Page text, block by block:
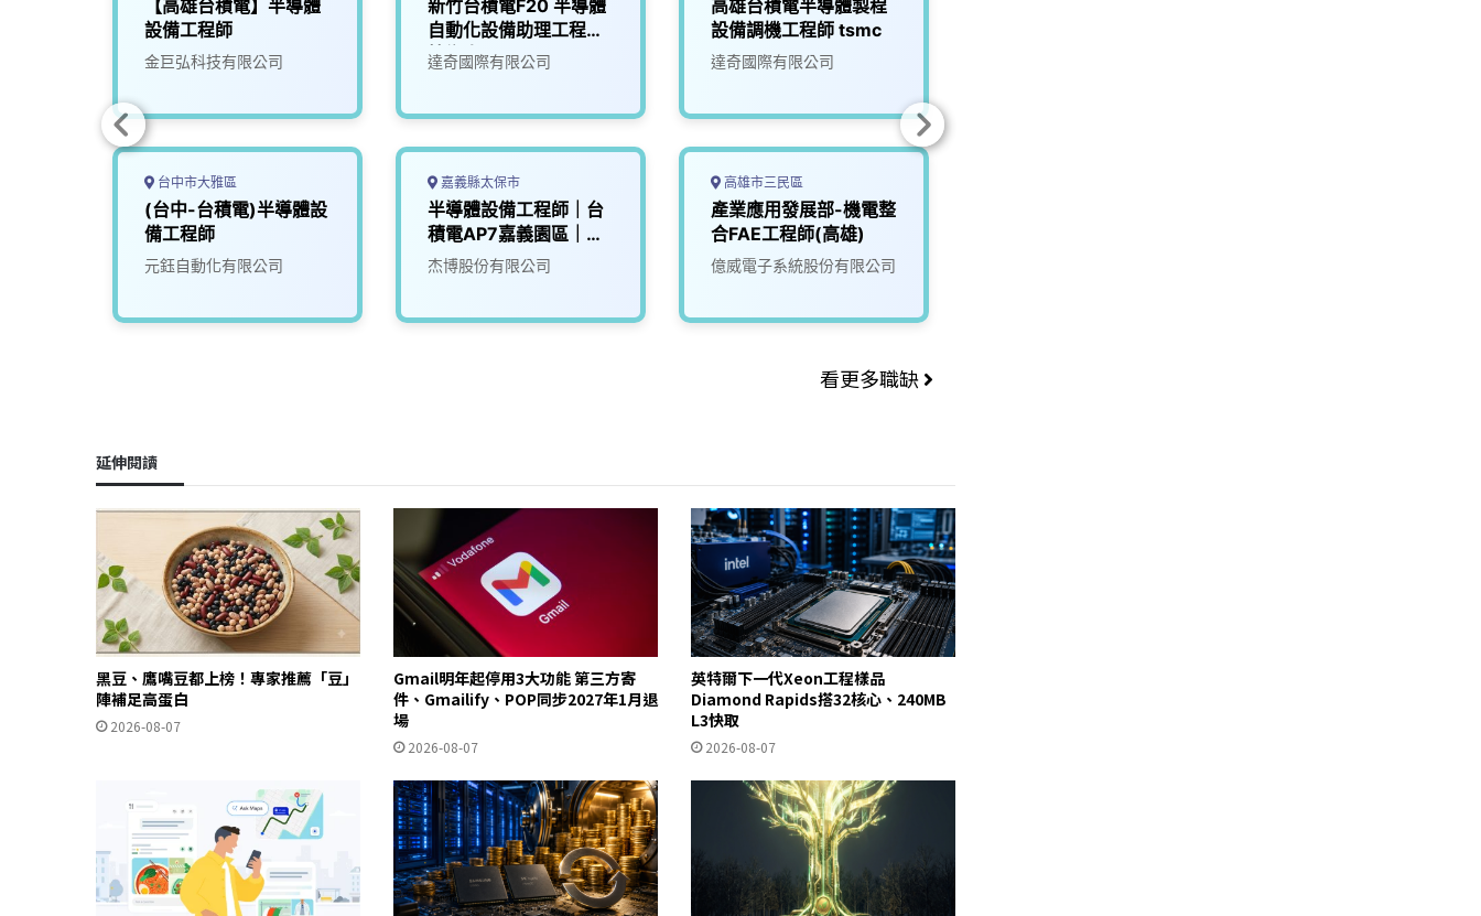
【高雄台積電】半導體
設備工程師
金巨弘科技有限公司
台中市大雅區
(台中-台積電)半導體設
備工程師
元鈺自動化有限公司
新竹台積電F20 半導體
自動化設備助理工程師
技術人員
達奇國際有限公司
嘉義縣太保市
半導體設備工程師｜台
積電AP7嘉義園區｜
36K–50K
杰博股份有限公司
高雄台積電半導體製程
設備調機工程師 tsmc
達奇國際有限公司
高雄市三民區
產業應用發展部-機電整
合FAE工程師(高雄)
億威電子系統股份有限公司
看更多職缺
延伸閱讀
黑豆、鷹嘴豆都上榜！專家推薦「豆」
陣補足高蛋白
2026-08-07
Gmail明年起停用3大功能 第三方寄
件、Gmailify、POP同步2027年1月退
場
2026-08-07
英特爾下一代Xeon工程樣品
Diamond Rapids搭32核心、240MB
L3快取
2026-08-07